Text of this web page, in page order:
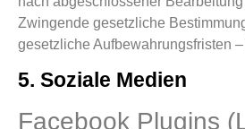
Zwingende gesetzliche
gesetzliche Aufbewahrungsfristen
5. Soziale Medien
Facebook Plugins